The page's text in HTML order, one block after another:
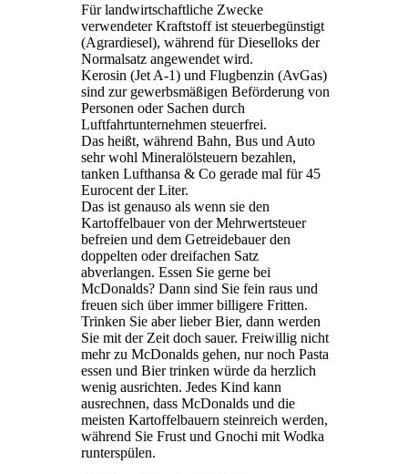
Für landwirtschaftliche Zwecke
verwendeter Kraftstoff ist steuerbegünstigt
(Agrardiesel), während für Dieselloks der
Normalsatz angewendet wird.
Kerosin (Jet A-1) und Flugbenzin (AvGas)
sind zur gewerbsmäßigen Beförderung von
Personen oder Sachen durch
Luftfahrtunternehmen steuerfrei.
Das heißt, während Bahn, Bus und Auto
sehr wohl Mineralölsteuern bezahlen,
tanken Lufthansa & Co gerade mal für 45
Eurocent der Liter.
Das ist genauso als wenn sie den
Kartoffelbauer von der Mehrwertsteuer
befreien und dem Getreidebauer den
doppelten oder dreifachen Satz
abverlangen. Essen Sie gerne bei
McDonalds? Dann sind Sie fein raus und
freuen sich über immer billigere Fritten.
Trinken Sie aber lieber Bier, dann werden
Sie mit der Zeit doch sauer. Freiwillig nicht
mehr zu McDonalds gehen, nur noch Pasta
essen und Bier trinken würde da herzlich
wenig ausrichten. Jedes Kind kann
ausrechnen, dass McDonalds und die
meisten Kartoffelbauern steinreich werden,
während Sie Frust und Gnochi mit Wodka
runterspülen.